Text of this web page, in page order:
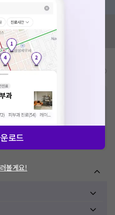
요?
비급여/급여 진료란?
실제 가격과 상이할 수 있으니, 정확
주세요.
원에 고지되어 있는 급여 진료 기준 가
로드
볼게요!